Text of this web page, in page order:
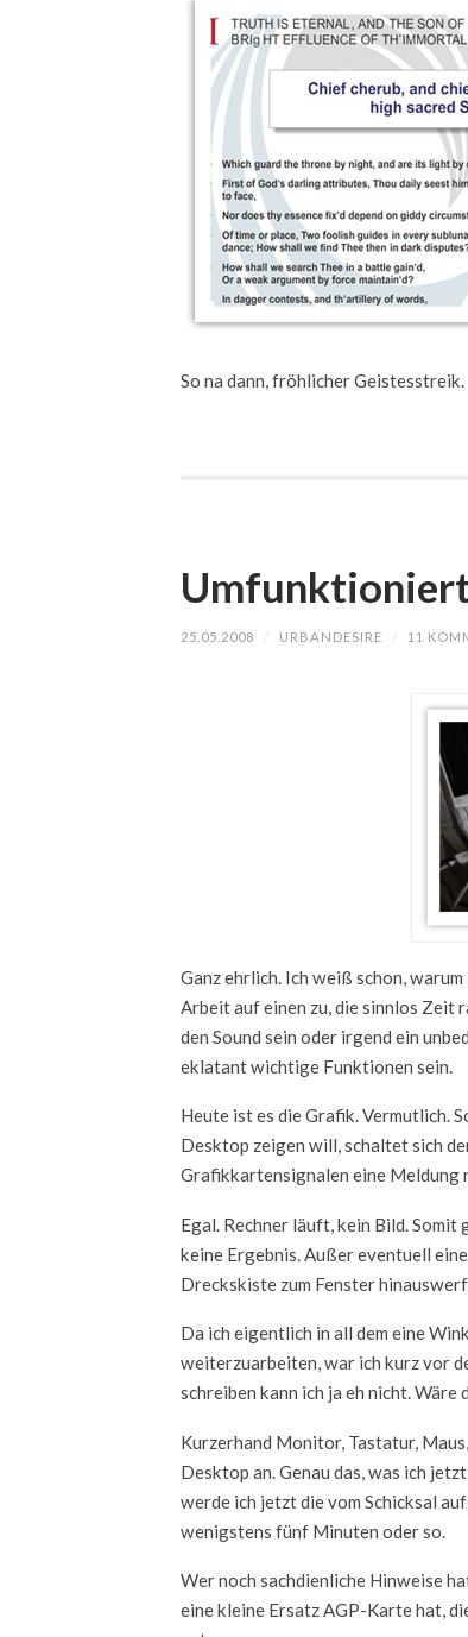
So na dann, fröhlicher Geistesstreik.
25.05.2008 / URBANDESIRE / 11
Ganz ehrlich. Ich weiß schon,
Arbeit auf einen zu, die sinnlos Zeit
den Sound sein oder irgend ein
eklatant wichtige Funktionen sein.
Heute ist es die Grafik. Vermutlich.
Desktop zeigen will, schaltet sich
Grafikkartensignalen eine Meldung
Egal. Rechner läuft, kein Bild. Somit
keine Ergebnis. Außer eventuell
Dreckskiste zum Fenster
Da ich eigentlich in all dem eine
weiterzuarbeiten, war ich kurz vor
schreiben kann ich ja eh nicht. Wäre
Kurzerhand Monitor, Tastatur,
Desktop an. Genau das, was ich
werde ich jetzt die vom Schicksal
wenigstens fünf Minuten oder so.
Wer noch sachdienliche Hinweise
eine kleine Ersatz AGP-Karte hat,